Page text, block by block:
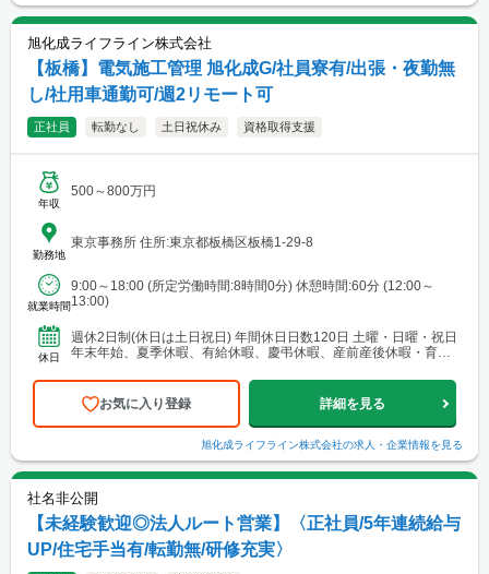
旭化成ライフライン株式会社
【板橋】電気施工管理 旭化成G/社員寮有/出張・夜勤無
し/社用車通勤可/週2リモート可
正社員 転勤なし 土日祝休み 資格取得支援
年収
500～800万円
勤務地
東京事務所 住所:東京都板橋区板橋1-29-8
就業時間
9:00～18:00 (所定労働時間:8時間0分) 休憩時間:60分 (12:00～
13:00)
休日
週休2日制(休日は土日祝日) 年間休日日数120日 土曜・日曜・祝日
年末年始、夏季休暇、有給休暇、慶弔休暇、産前産後休暇・育児
お気に入り登録 詳細を見る
旭化成ライフライン株式会社の求人・企業情報を見る
社名非公開
【未経験歓迎◎法人ルート営業】〈正社員/5年連続給与
UP/住宅手当有/転勤無/研修充実〉